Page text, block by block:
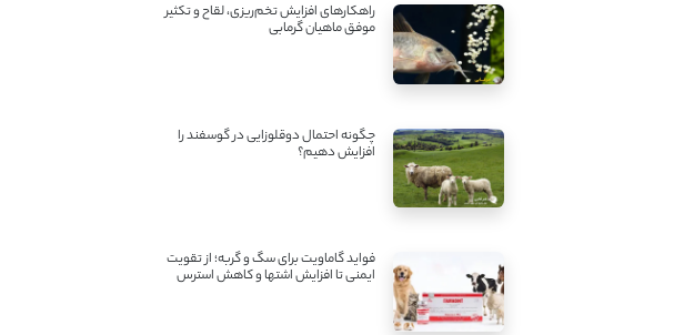
راهکارهای افزایش تخم‌ریزی، لقاح و تکثیر
موفق ماهیان گرمابی
چگونه احتمال دوقلوزایی در گوسفند را
افزایش دهیم؟
فواید گاماویت برای سگ و گربه؛ از تقویت
ایمنی تا افزایش اشتها و کاهش استرس